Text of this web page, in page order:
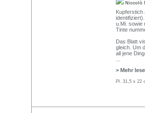
Niccolò
Kupferstich
u.Mi. sowie
Tinte
Das Blatt
gleich. Um
all jene
> Mehr
Pl. 31,5 x 22